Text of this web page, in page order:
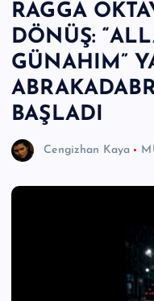
RAGGA
DÖNÜŞ:
GÜNAHIM”
BAŞLADI
Cengizhan Kaya